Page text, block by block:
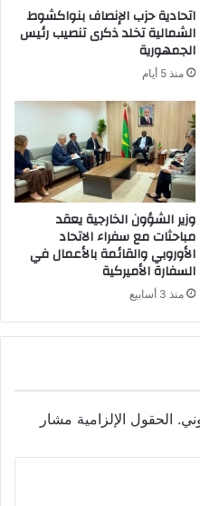
اتحادية حزب الإنصاف بنواكشوط
الشمالية تخلد ذكرى تنصيب رئيس
الجمهورية
منذ 5 أيام
وزير الشؤون الخارجية يعقد
مباحثات مع سفراء الاتحاد
الأوروبي والقائمة بالأعمال في
السفارة الأميركية
منذ 3 أسابيع
الحقول الإلزامية مشار